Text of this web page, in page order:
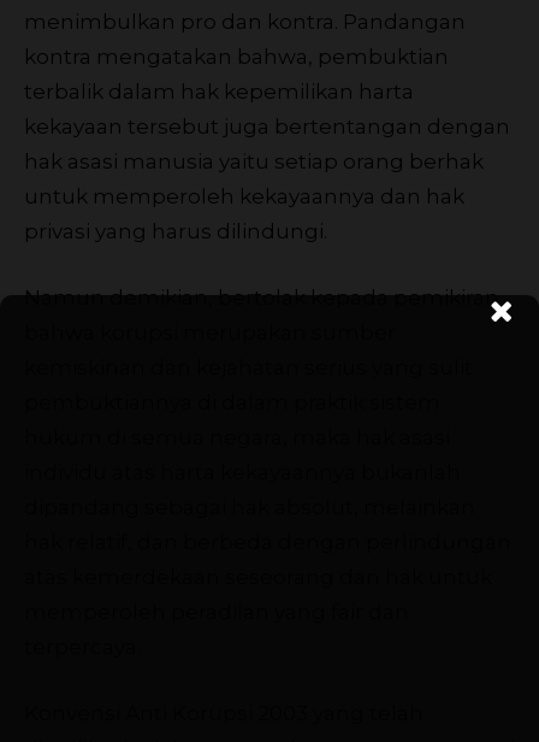
menimbulkan pro dan kontra. Pandangan
kontra mengatakan bahwa, pembuktian
terbalik dalam hak kepemilikan harta
kekayaan tersebut juga bertentangan dengan
hak asasi manusia yaitu setiap orang berhak
untuk memperoleh kekayaannya dan hak
privasi yang harus dilindungi.
Namun demikian, bertolak kepada pemikiran